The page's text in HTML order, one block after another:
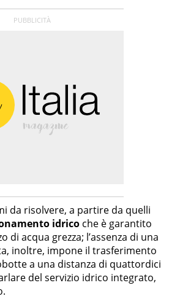
da risolvere, a partire da quelli
idrico che è garantito
di acqua grezza; l’assenza di una
inoltre, impone il trasferimento
a una distanza di quattordici
del servizio idrico integrato,